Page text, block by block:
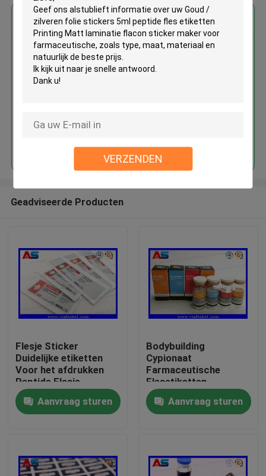
VERZENDEN
Huis
Ongeveer ons
Krijg de beste prijs voor
Goud / zilveren folie stickers 5ml
peptide fles etiketten Printing
Geadviseerde Producten
Flesje Sticker
Duidelijke etiketten
Voor het afdrukken
Peptide Flesje
etiketten 10 ml flacon
etiketten Kleine fles
etiketten
Aanvraag sturen
Bodybuilding
Cypionaat
Farmaceutische
Flesetiketten
25x60mm ISO
Gecertificeerd voor
10ml injectieflacons
Aanvraag sturen